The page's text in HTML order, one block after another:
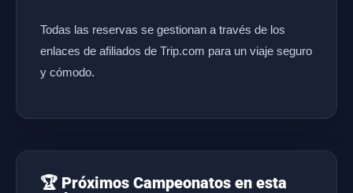
Todas las reservas se gestionan a través de los
enlaces de afiliados de Trip.com para un viaje seguro
y cómodo.
🏆 Próximos Campeonatos en esta